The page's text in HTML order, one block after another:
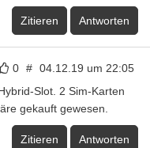
Zitieren Antworten
0 # 04.12.19 um 22:05
Slot. 2 Sim-Karten
gekauft gewesen.
Zitieren Antworten